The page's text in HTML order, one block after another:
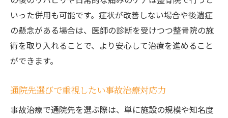
いった併用も可能です。症状が改善しない場合や後遺症
の懸念がある場合は、医師の診断を受けつつ整骨院の施
術を取り入れることで、より安心して治療を進めること
ができます。
通院先選びで重視したい事故治療対応力
事故治療で通院先を選ぶ際は、単に施設の規模や知名度